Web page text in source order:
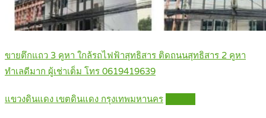
ขายตึกแถว 3 คูหา ใกล้รถไฟฟ้าสุทธิสาร ติดถนนสุทธิสาร 2 คูหา
ทำเลดีมาก ผู้เช่าเต็ม โทร 0619419639
แขวงดินแดง เขตดินแดง กรุงเทพมหานคร